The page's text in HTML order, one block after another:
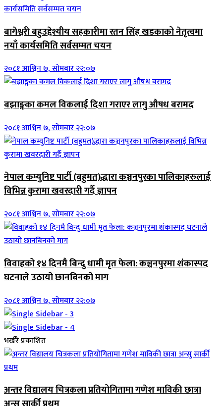
बागेश्वरी बहुउद्देश्यीय सहकारीमा रतन सिंह खडकाको नेतृत्वमा
नयाँ कार्यसमिति सर्वसम्मत चयन
२०८१ आश्विन ७, सोमबार २२:०७
बझाङ्गका कमल विकलाई दिशा गराएर लागु औषध बरामद
२०८१ आश्विन ७, सोमबार २२:०७
नेपाल कम्युनिष्ट पार्टी (बहुमत)द्धारा कञ्चनपुरका पालिकाहरुलाई
विभिन्न कुरामा खवरदारी गर्दै ज्ञापन
२०८१ आश्विन ७, सोमबार २२:०७
विवाहको १४ दिनमै बिन्दु धामी मृत फेला: कञ्चनपुरमा शंकास्पद
घटनाले उठायो छानबिनको माग
२०८१ आश्विन ७, सोमबार २२:०७
भर्खरै प्रकाशित
अन्तर विद्यालय चित्रकला प्रतियोगितामा गणेश माविकी छात्रा